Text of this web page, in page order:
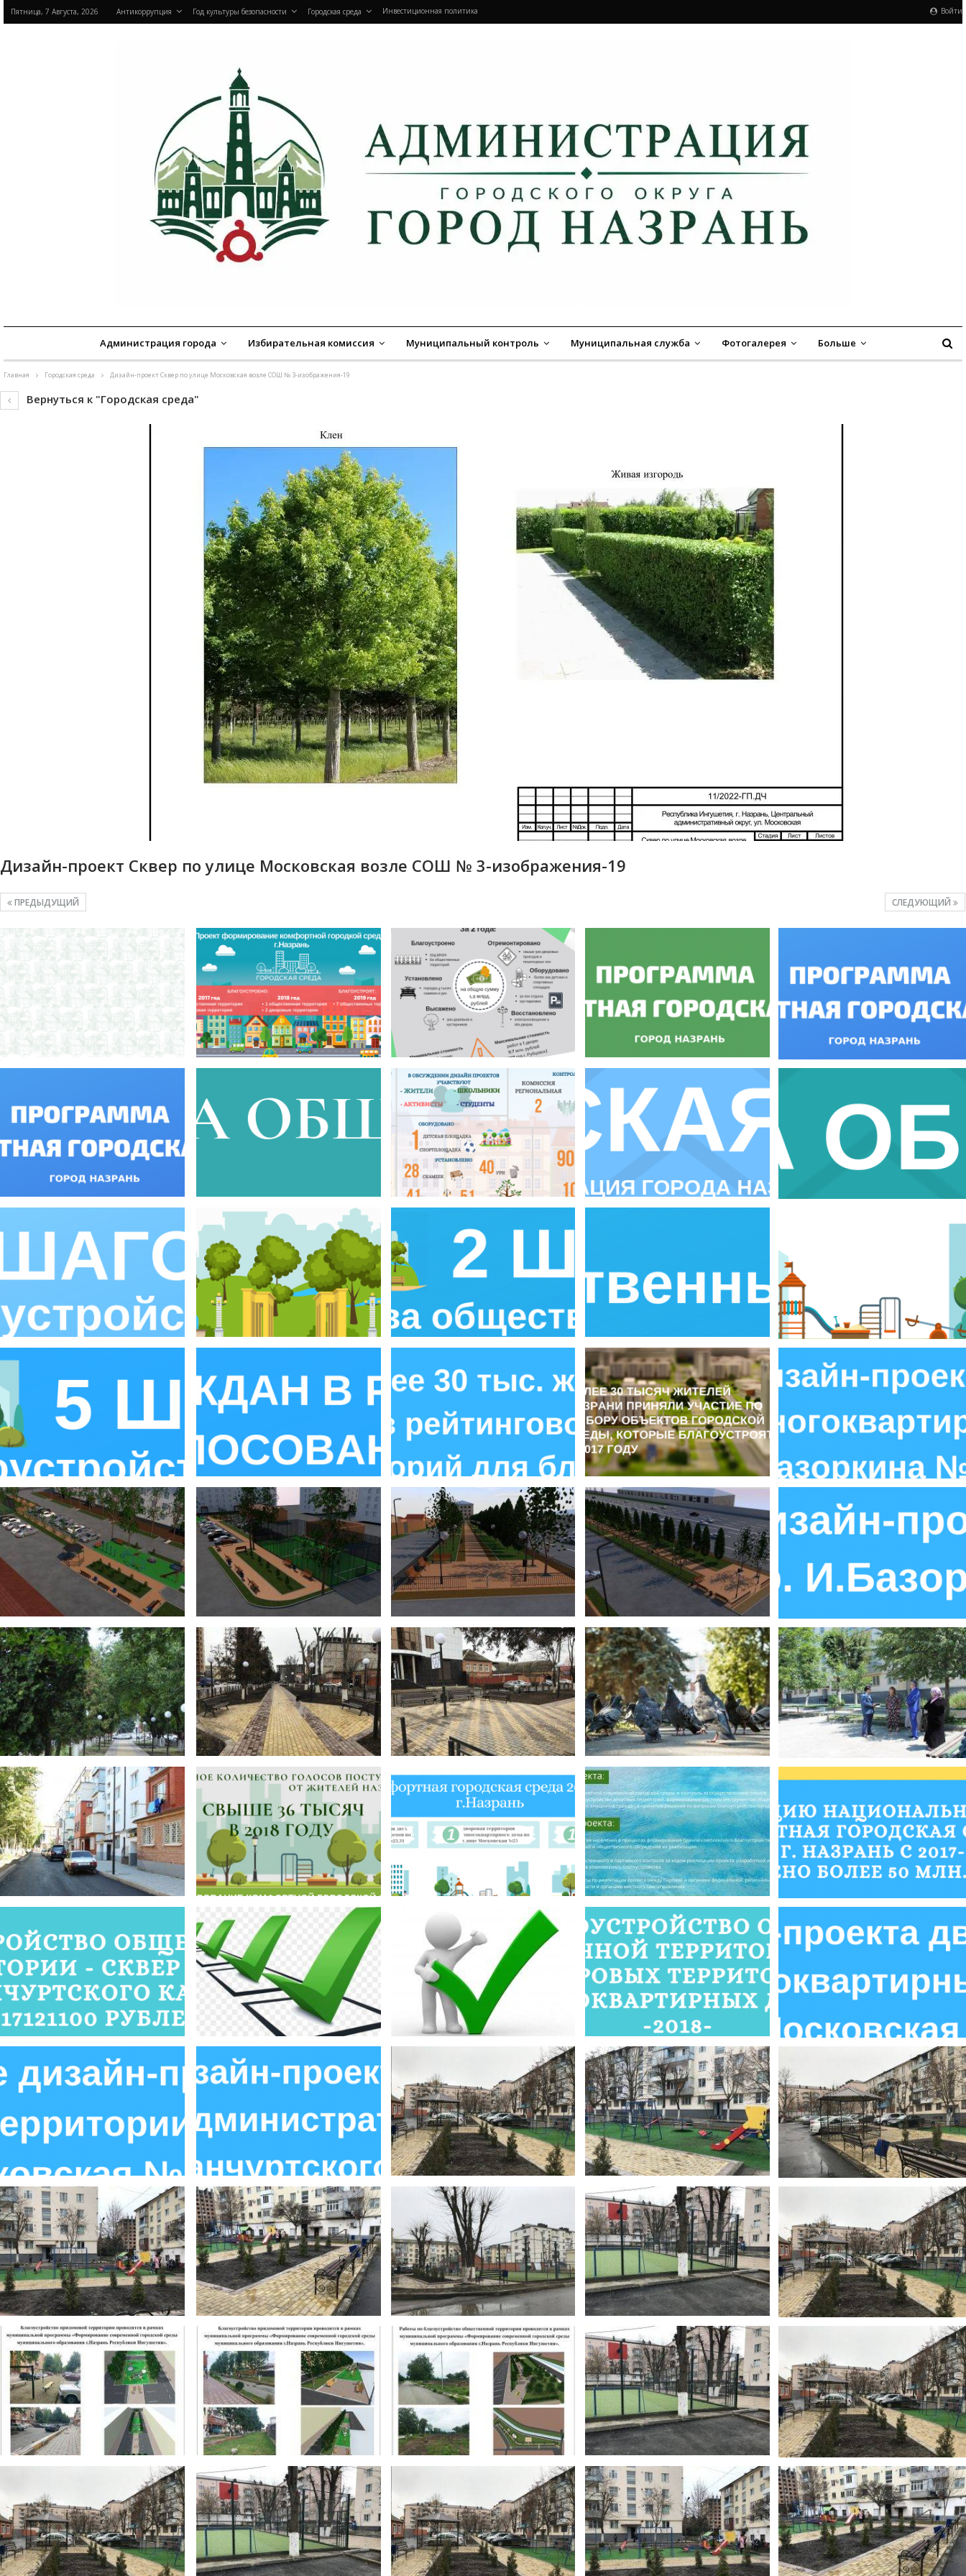
Войти
Пятница, 7 Августа, 2026 Антикоррупция Год культуры безопасности Городская среда Инвестиционная политика
Администрация города Избирательная комиссия Муниципальный контроль Муниципальная служба Фотогалерея Больше
Главная Городская среда Дизайн-проект Сквер по улице Московская возле СОШ № 3-изображения-19
Вернуться к "Городская среда"
Дизайн-проект Сквер по улице Московская возле СОШ № 3-изображения-19
СЛЕДУЮЩИЙ
ПРЕДЫДУЩИЙ